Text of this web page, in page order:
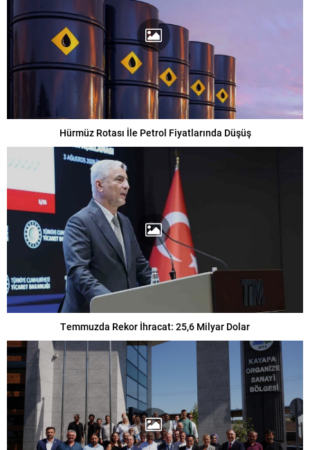
Hürmüz Rotası İle Petrol Fiyatlarında Düşüş
Temmuzda Rekor İhracat: 25,6 Milyar Dolar